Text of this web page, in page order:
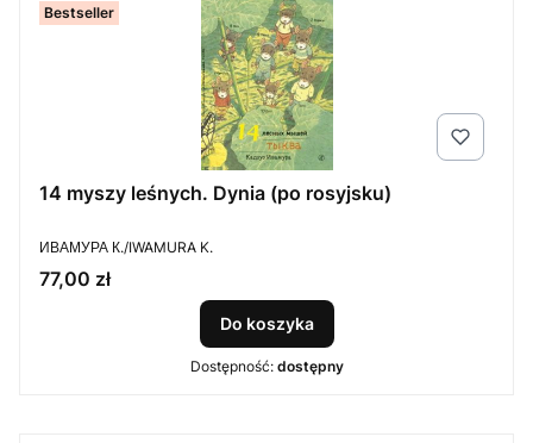
Bestseller
14 myszy leśnych. Dynia (po rosyjsku)
PRODUCENT
ИВАМУРА К./IWAMURA K.
Cena
77,00 zł
Do koszyka
Dostępność: dostępny